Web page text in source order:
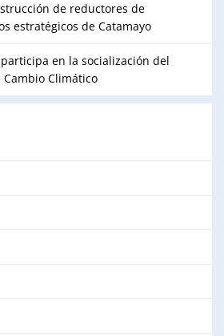
de reductores de
estratégicos de Catamayo
en la socialización del
Cambio Climático